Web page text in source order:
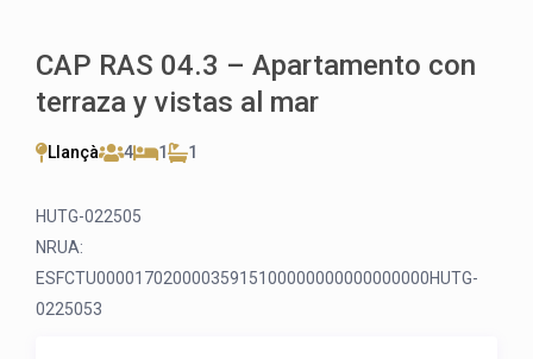
CAP RAS 04.3 – Apartamento con
terraza y vistas al mar
Llançà 4 1 1
HUTG-022505
NRUA:
ESFCTU00001702000035915100000000000000000HUTG-
0225053